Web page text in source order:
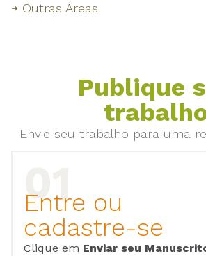
Outras Áreas
Publique
Envie seu trabalho para uma
Entre ou
cadastre-se
Clique em Enviar seu